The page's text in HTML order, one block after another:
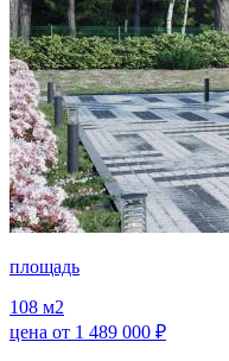
площадь
108 м2
цена от 1 489 000 ₽